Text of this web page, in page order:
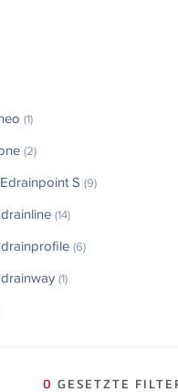
(1)
(2)
S (9)
(14)
(6)
(1)
0 GESETZTE